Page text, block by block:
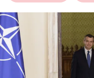
bookmark
search
Suchbegriff
eingeben